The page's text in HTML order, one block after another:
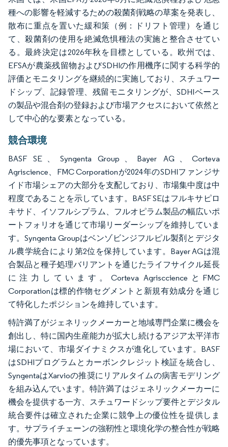
種への影響を軽減するための殺菌剤戦略の草案を発表し、
散布に重点を置いた緩和策（例：ドリフト管理）を通じ
て、殺菌剤の使用を絶滅危惧種法の実施と整合させてい
る。最終決定は2026年秋を目標としている。欧州では、
EFSAが農薬残留物およびSDHIの作用機序に関する科学的
評価とモニタリングを継続的に実施しており、スチュワー
ドシップ、記録管理、残留モニタリングが、SDHIベース
の製品や混合剤の登録および市場アクセスにおいて依然と
して中心的な要素となっている。
競合環境
BASF SE、Syngenta Group、Bayer AG、Corteva
Agriscience、FMC Corporationが2024年のSDHIファンジサ
イド市場シェアの大部分を支配しており、市場集中度は中
程度であることを示しています。BASF SEはフルキサピロ
キサド、イソフルシプラム、フルオピラム製品の幅広いポ
ートフォリオを通じて市場リーダーシップを維持していま
す。Syngenta Groupはベンゾビンジフルピル製剤とデジタ
ル農学統合により第2位を保持しています。Bayer AGは混
合製品と種子処理バリアントを通じたライフサイクル延長
に注力しています。Corteva AgrisccienceとFMC
Corporationは標的作物セグメントと新規有効成分を通じ
て特化したポジションを維持しています。
特許満了がジェネリックメーカーと地域専門企業に機会を
創出し、特に国内生産能力が拡大し続けるアジア太平洋市
場において、市場ダイナミクスが進化しています。BASF
はSDHIプログラムとカーボンクレジット検証を統合し、
SyngentaはXarvioの推奨にリアルタイムの病害モデリング
を組み込んでいます。特許満了はジェネリックメーカーに
機会を提供する一方、スチュワードシップ要件とデジタル
統合要件は確立された企業に競争上の優位性を提供しま
す。サプライチェーンの強靭性と環境化学の整合性が戦略
的優先事項となっています。